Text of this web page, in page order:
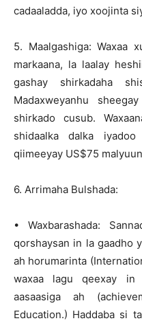
cadaaladda, iyo xoojinta
5. Maalgashiga: Waxaa
markaana, la laalay
gashay shirkadaha
Madaxweyanhu
shirkado cusub.
shidaalka dalka
qiimeeyay US$75
6. Arrimaha Bulshada:
• Waxbarashada:
qorshaysan in la gaadho
ah horumarinta
waxaa lagu qeexay in
aasaasiga ah
Education.) Haddaba si